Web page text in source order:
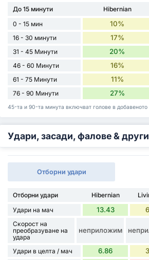
До 15 минути Hibernian
0 - 15 мин
10%
16 - 30 минути 17%
31 - 45 Минути 20%
46 - 60 Минути 16%
61 - 75 Минути 11%
76 - 90 Минути 27%
45-та и 90-та минута включват голове в добавеното
Удари, засади, фалове & други
Отборни удари
Отборни удари Hibernian
Удари на мач
13.43
Скорост на
преобразуване на
удара
неприложим
Удари в целта / мач 6.86